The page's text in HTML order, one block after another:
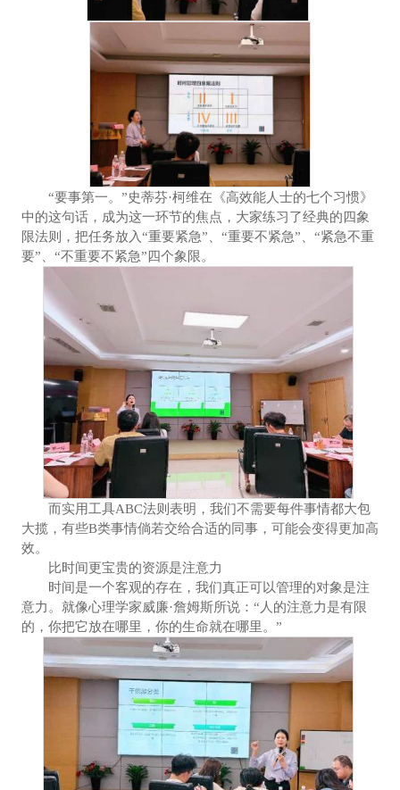
“要事第一。”史蒂芬·柯维在《高效能人士的七个习惯》
中的这句话，成为这一环节的焦点，大家练习了经典的四象
限法则，把任务放入“重要紧急”、“重要不紧急”、“紧急不重
要”、“不重要不紧急”四个象限。
而实用工具ABC法则表明，我们不需要每件事情都大包
大揽，有些B类事情倘若交给合适的同事，可能会变得更加高
效。
比时间更宝贵的资源是注意力
时间是一个客观的存在，我们真正可以管理的对象是注
意力。就像心理学家威廉·詹姆斯所说：“人的注意力是有限
的，你把它放在哪里，你的生命就在哪里。”